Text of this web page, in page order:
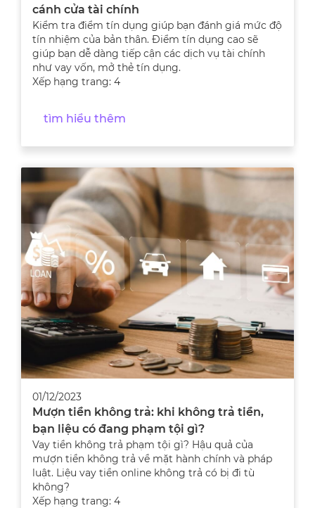
cánh cửa tài chính
Kiểm tra điểm tín dụng giúp bạn đánh giá mức độ
tín nhiệm của bản thân. Điểm tín dụng cao sẽ
giúp bạn dễ dàng tiếp cận các dịch vụ tài chính
như vay vốn, mở thẻ tín dụng.
Xếp hạng trang: 4
tìm hiểu thêm
01/12/2023
Mượn tiền không trả: khi không trả tiền,
bạn liệu có đang phạm tội gì?
Vay tiền không trả phạm tội gì? Hậu quả của
mượn tiền không trả về mặt hành chính và pháp
luật. Liệu vay tiền online không trả có bị đi tù
không?
Xếp hạng trang: 4